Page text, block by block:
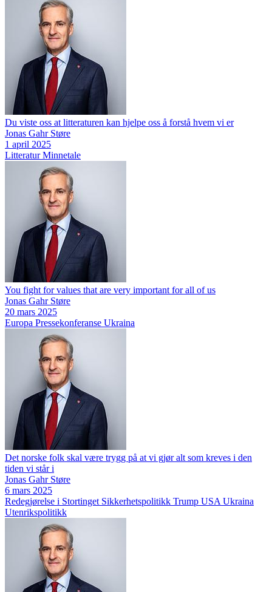
Du viste oss at litteraturen kan hjelpe oss å forstå hvem vi er
Jonas Gahr Støre
1 april 2025
Litteratur Minnetale
You fight for values that are very important for all of us
Jonas Gahr Støre
20 mars 2025
Europa Pressekonferanse Ukraina
Det norske folk skal være trygg på at vi gjør alt som kreves i den
tiden vi står i
Jonas Gahr Støre
6 mars 2025
Redegjørelse i Stortinget Sikkerhetspolitikk Trump USA Ukraina
Utenrikspolitikk